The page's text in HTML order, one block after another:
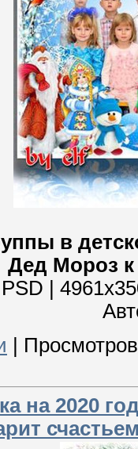
в
Дед Мороз к
PSD |
|
на 2020